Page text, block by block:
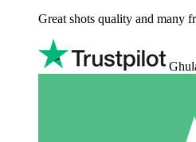
Great shots quality and many